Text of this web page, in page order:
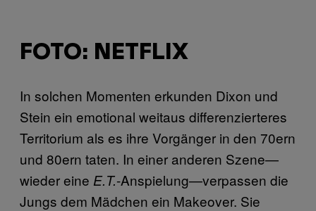
FOTO: NETFLIX
In solchen Momenten erkunden Dixon und
Stein ein emotional weitaus differenzierteres
Territorium als es ihre Vorgänger in den 70ern
und 80ern taten. In einer anderen Szene—
wieder eine E.T.-Anspielung—verpassen die
Jungs dem Mädchen ein Makeover. Sie